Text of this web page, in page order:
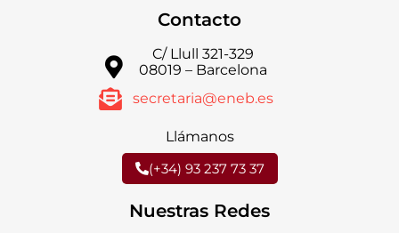
Contacto
C/ Llull 321-329
08019 – Barcelona
secretaria@eneb.es
Llámanos
(+34) 93 237 73 37
Nuestras Redes